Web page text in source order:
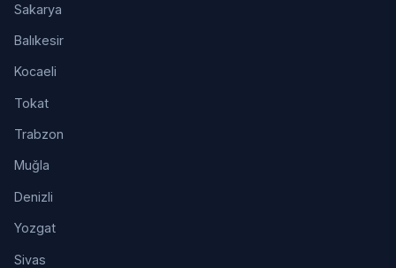
Sakarya
Balıkesir
Kocaeli
Tokat
Trabzon
Muğla
Denizli
Yozgat
Sivas